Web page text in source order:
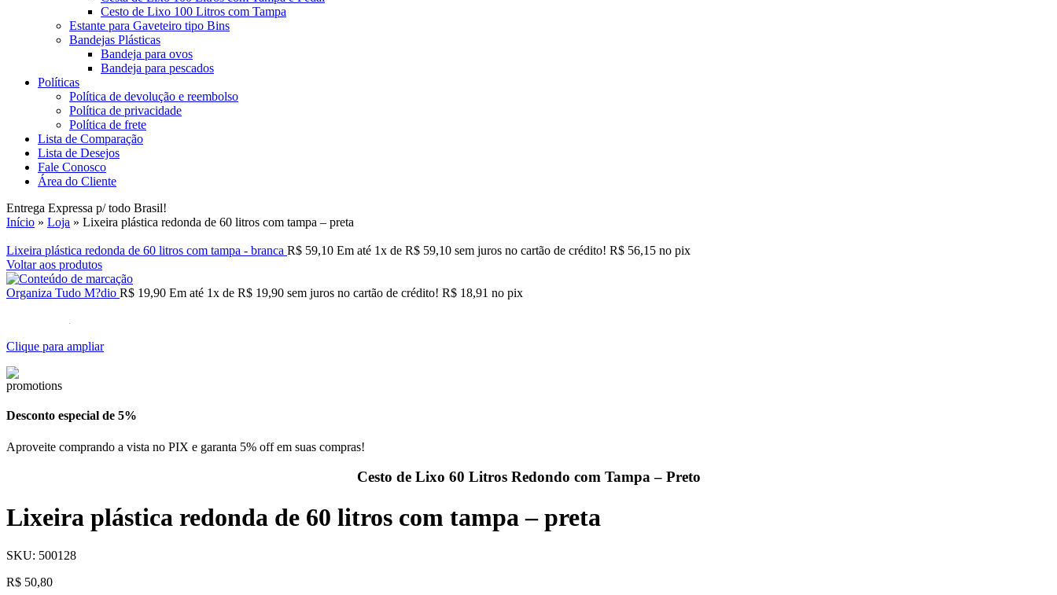
Cesto de Lixo 100 Litros com Tampa
Estante para Gaveteiro tipo Bins
Bandejas Plásticas
Bandeja para ovos
Bandeja para pescados
Políticas
Política de devolução e reembolso
Política de privacidade
Política de frete
Lista de Comparação
Lista de Desejos
Fale Conosco
Área do Cliente
Entrega Expressa p/ todo Brasil!
Início » Loja » Lixeira plástica redonda de 60 litros com tampa – preta
Lixeira plástica redonda de 60 litros com tampa - branca R$ 59,10 Em até 1x de R$ 59,10 sem juros no cartão de crédito! R$ 56,15 no pix
Voltar aos produtos
Organiza Tudo M?dio R$ 19,90 Em até 1x de R$ 19,90 sem juros no cartão de crédito! R$ 18,91 no pix
Clique para ampliar
Desconto especial de 5%
Aproveite comprando a vista no PIX e garanta 5% off em suas compras!
Cesto de Lixo 60 Litros Redondo com Tampa – Preto
Lixeira plástica redonda de 60 litros com tampa – preta
SKU: 500128
R$ 50,80